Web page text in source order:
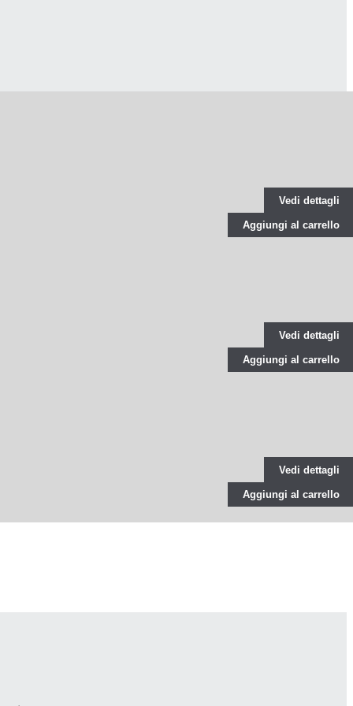
Vedi dettagli
Aggiungi al carrello
Vedi dettagli
Aggiungi al carrello
Vedi dettagli
Aggiungi al carrello